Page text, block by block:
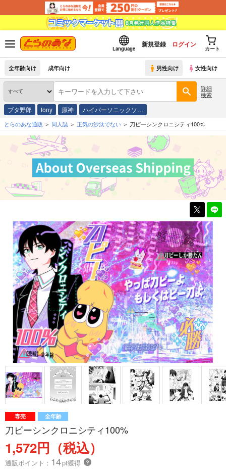
Language
新規登録 ログイン
カート
全年齢向け 成年向け 男性向け 女性向け
詳細
検索
ブタ野郎 tony 原神 ハイパーソニックソ…
とらのあな通販 同人誌 正気の沙汰でない 刀ピーシンクロニシティ100%
専売 全年齢
刀ピーシンクロニシティ100%
1,572円（税込）
通販ポイント： 14pt獲得 ？